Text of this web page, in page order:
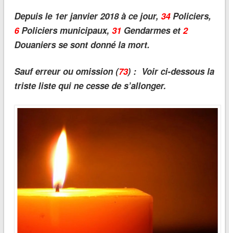
Depuis le 1er janvier 2018 à ce jour, 34Policiers,
6Policiers municipaux, 31Gendarmes et2
Douaniers se sont donné la mort.
Sauf erreur ou omission (73) : Voir ci-dessous la
triste liste qui ne cesse de s’allonger.